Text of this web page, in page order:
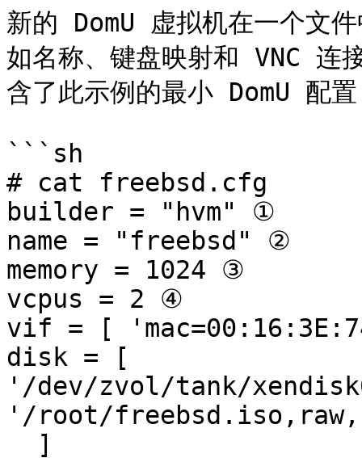
新的 DomU 虚拟机在一个文
如名称、键盘映射和 VNC
含了此示例的最小 DomU 配
```sh
# cat freebsd.cfg
builder = "hvm" ①
name = "freebsd" ②
memory = 1024 ③
vcpus = 2 ④
vif = [
disk = [
'/dev/zvol/tank/
'/root/